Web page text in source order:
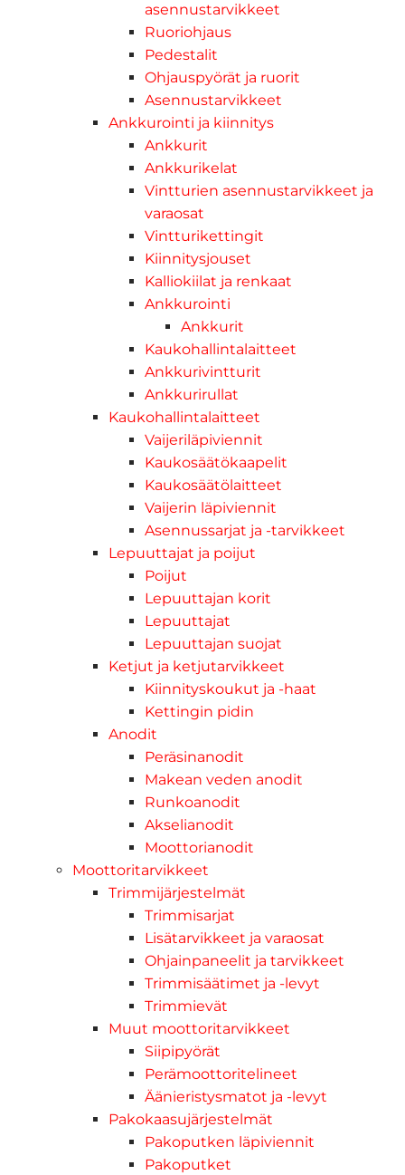
asennustarvikkeet
Ruoriohjaus
Pedestalit
Ohjauspyörät ja ruorit
Asennustarvikkeet
Ankkurointi ja kiinnitys
Ankkurit
Ankkurikelat
Vintturien asennustarvikkeet ja
varaosat
Vintturikettingit
Kiinnitysjouset
Kalliokiilat ja renkaat
Ankkurointi
Ankkurit
Kaukohallintalaitteet
Ankkurivintturit
Ankkurirullat
Kaukohallintalaitteet
Vaijeriläpiviennit
Kaukosäätökaapelit
Kaukosäätölaitteet
Vaijerin läpiviennit
Asennussarjat ja -tarvikkeet
Lepuuttajat ja poijut
Poijut
Lepuuttajan korit
Lepuuttajat
Lepuuttajan suojat
Ketjut ja ketjutarvikkeet
Kiinnityskoukut ja -haat
Kettingin pidin
Anodit
Peräsinanodit
Makean veden anodit
Runkoanodit
Akselianodit
Moottorianodit
Moottoritarvikkeet
Trimmijärjestelmät
Trimmisarjat
Lisätarvikkeet ja varaosat
Ohjainpaneelit ja tarvikkeet
Trimmisäätimet ja -levyt
Trimmievät
Muut moottoritarvikkeet
Siipipyörät
Perämoottoritelineet
Äänieristysmatot ja -levyt
Pakokaasujärjestelmät
Pakoputken läpiviennit
Pakoputket